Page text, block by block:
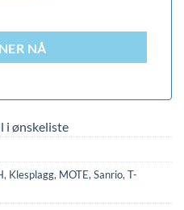
NÅ
i ønskeliste
, Klesplagg, MOTE,Sanrio,T-